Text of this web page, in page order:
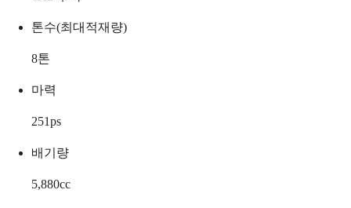
톤수(최대적재량)
8톤
마력
251ps
배기량
5,880cc